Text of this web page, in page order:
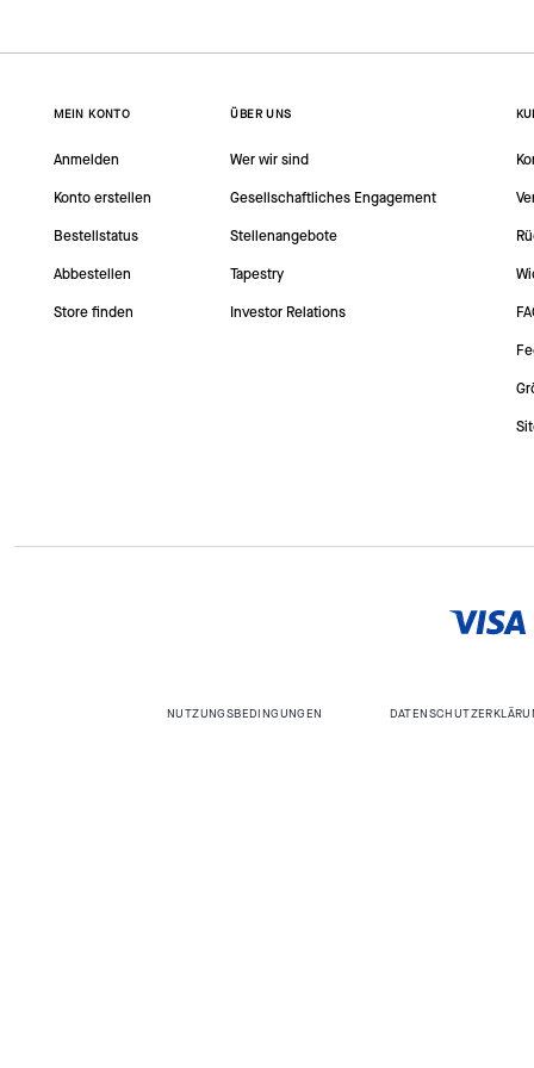
MEIN KONTO
Anmelden
Konto erstellen
Bestellstatus
Abbestellen
Store finden
ÜBER UNS
Wer wir sind
Gesellschaftliches Engagement
Stellenangebote
Tapestry
Investor Relations
NUTZUNGSBEDINGUNGEN